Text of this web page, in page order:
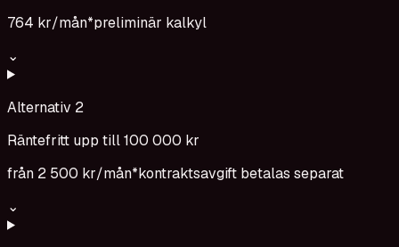
764 kr/mån*preliminär kalkyl
⌄
Alternativ 2
Räntefritt upp till 100 000 kr
från 2 500 kr/mån*kontraktsavgift betalas separat
⌄